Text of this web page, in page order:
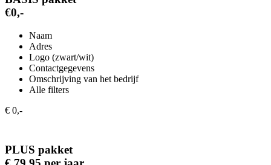
€0,-
Naam
Adres
Logo (zwart/wit)
Contactgegevens
Omschrijving van het bedrijf
Alle filters
€ 0,-
PLUS pakket